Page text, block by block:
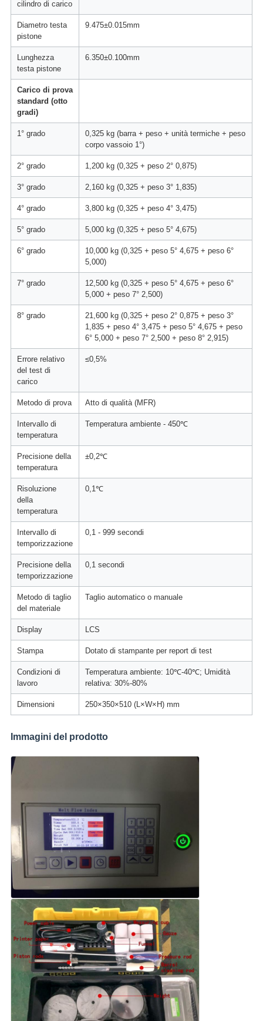
cilindro di carico
Diametro testa
pistone
9.475±0.015mm
Lunghezza
testa pistone
6.350±0.100mm
Carico di prova
standard (otto
gradi)
1° grado
0,325 kg (barra + peso + unità termiche + peso
corpo vassoio 1°)
2° grado 1,200 kg (0,325 + peso 2° 0,875)
3° grado 2,160 kg (0,325 + peso 3° 1,835)
4° grado 3,800 kg (0,325 + peso 4° 3,475)
5° grado 5,000 kg (0,325 + peso 5° 4,675)
6° grado
10,000 kg (0,325 + peso 5° 4,675 + peso 6°
5,000)
7° grado
12,500 kg (0,325 + peso 5° 4,675 + peso 6°
5,000 + peso 7° 2,500)
8° grado
21,600 kg (0,325 + peso 2° 0,875 + peso 3°
1,835 + peso 4° 3,475 + peso 5° 4,675 + peso
6° 5,000 + peso 7° 2,500 + peso 8° 2,915)
Errore relativo
del test di
carico
≤0,5%
Metodo di prova Atto di qualità (MFR)
Intervallo di
temperatura
Temperatura ambiente - 450℃
Precisione della
temperatura
±0,2℃
Risoluzione
della
temperatura
0,1℃
Intervallo di
temporizzazione
0,1 - 999 secondi
Precisione della
temporizzazione
0,1 secondi
Metodo di taglio
del materiale
Taglio automatico o manuale
Display LCS
Stampa Dotato di stampante per report di test
Condizioni di
lavoro
Temperatura ambiente: 10℃-40℃; Umidità
relativa: 30%-80%
Dimensioni 250×350×510 (L×W×H) mm
Immagini del prodotto